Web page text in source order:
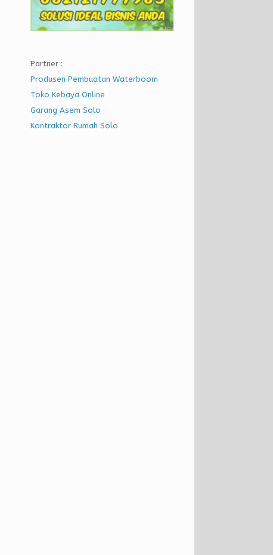
Partner :
Produsen Pembuatan Waterboom
Toko Kebaya Online
Garang Asem Solo
Kontraktor Rumah Solo